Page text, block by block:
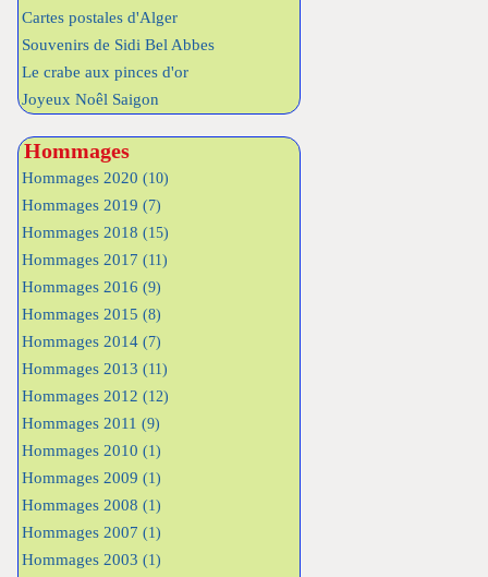
Cartes postales d'Alger
Souvenirs de Sidi Bel Abbes
Le crabe aux pinces d'or
Joyeux Noêl Saigon
Hommages
Hommages 2020 (10)
Hommages 2019 (7)
Hommages 2018 (15)
Hommages 2017 (11)
Hommages 2016 (9)
Hommages 2015 (8)
Hommages 2014 (7)
Hommages 2013 (11)
Hommages 2012 (12)
Hommages 2011 (9)
Hommages 2010 (1)
Hommages 2009 (1)
Hommages 2008 (1)
Hommages 2007 (1)
Hommages 2003 (1)